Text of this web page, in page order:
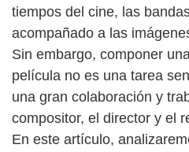
tiempos del cine, las
acompañado a las
Sin embargo, componer
película no es una tarea
una gran colaboración y
compositor, el director y el
En este artículo,